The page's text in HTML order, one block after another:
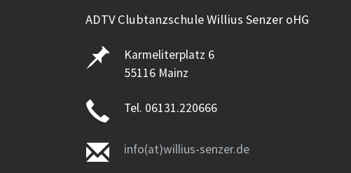
ADTV Clubtanzschule Willius Senzer oHG
Karmeliterplatz 6
55116 Mainz
Tel. 06131.220666
info(at)willius-senzer.de